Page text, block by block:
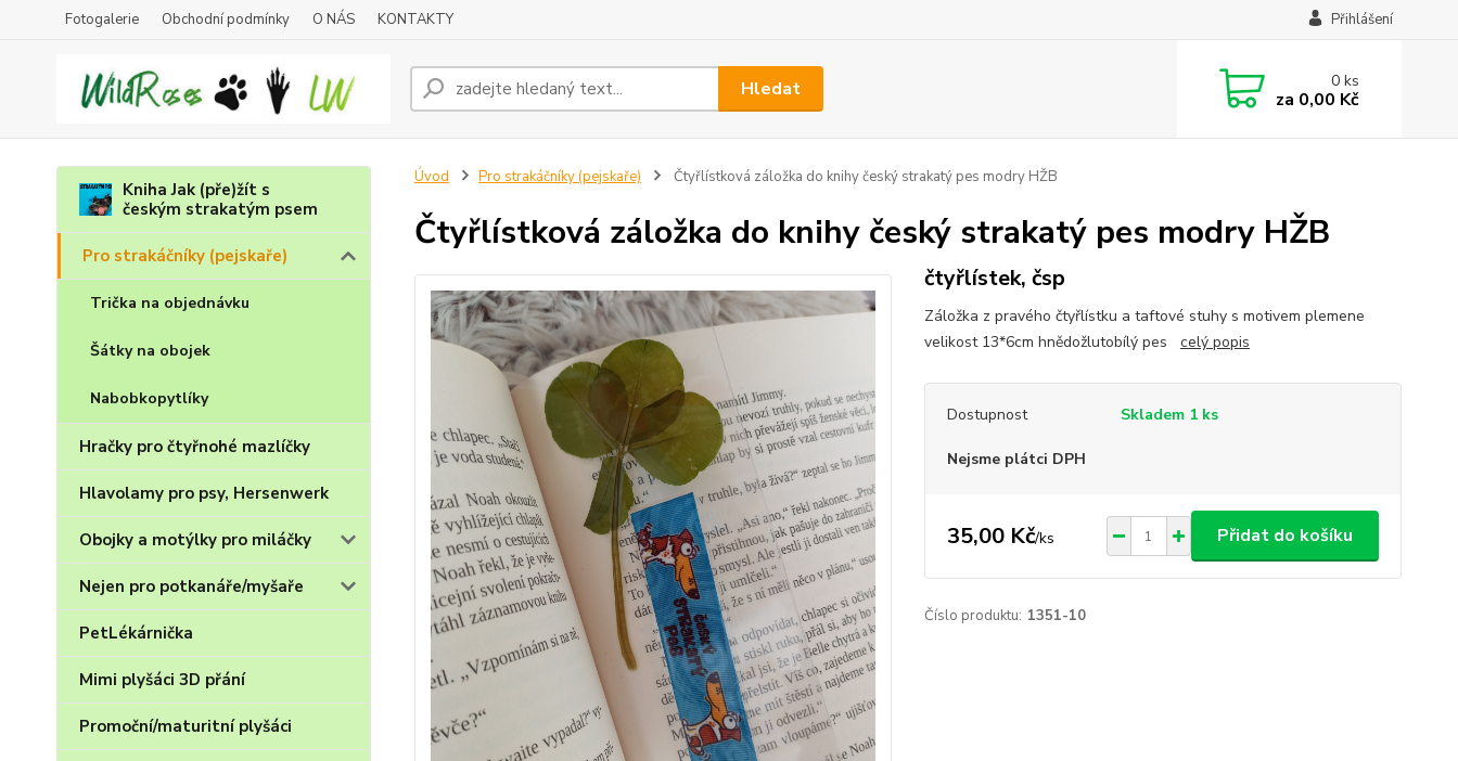
Fotogalerie Obchodní podmínky O NÁS KONTAKTY Přihlášení
Hledat 0ks
za 0,00 Kč
Kniha Jak (pře)žít s
českým strakatým psem
Pro strakáčníky (pejskaře)
Trička na objednávku
Šátky na obojek
Nabobkopytlíky
Hračky pro čtyřnohé mazlíčky
Hlavolamy pro psy, Hersenwerk
Obojky a motýlky pro miláčky
Nejen pro potkanáře/myšaře
PetLékárnička
Mimi plyšáci 3D přání
Promoční/maturitní plyšáci
Úvod Pro strakáčníky (pejskaře) Čtyřlístková záložka do knihy český strakatý pes modry HŽB
Čtyřlístková záložka do knihy český strakatý pes modry HŽB
čtyřlístek, čsp
Záložka z pravého čtyřlístku a taftové stuhy s motivem plemene
velikost 13*6cm hnědožlutobílý pes celý popis
Dostupnost Skladem 1 ks
Nejsme plátci DPH
35,00 Kč/ks Přidat do košíku
Číslo produktu: 1351-10